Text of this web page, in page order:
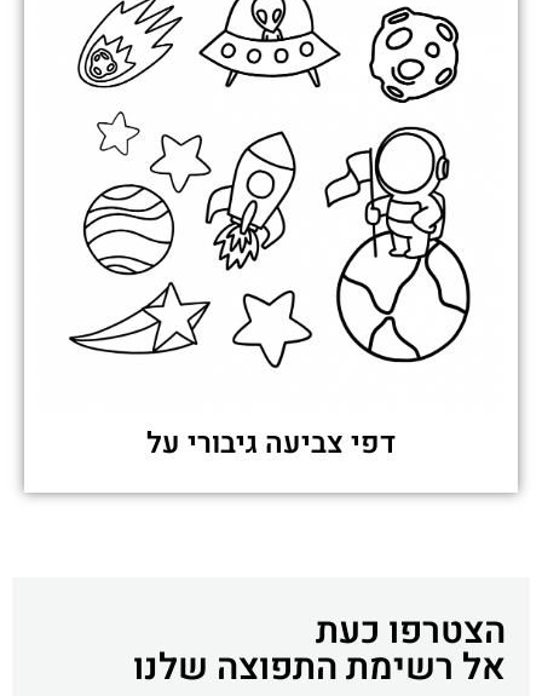
דפי צביעה גיבורי על
הצטרפו כעת
אל רשימת התפוצה שלנו